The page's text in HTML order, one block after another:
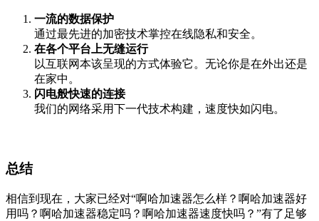
一流的数据保护
通过最先进的加密技术掌控在线隐私和安全。
在各个平台上无缝运行
以互联网本该呈现的方式体验它。无论你是在外出还是
在家中。
闪电般快速的连接
我们的网络采用下一代技术构建，速度快如闪电。
总结
相信到现在，大家已经对“啊哈加速器怎么样？啊哈加速器好
用吗？啊哈加速器稳定吗？啊哈加速器速度快吗？”有了足够